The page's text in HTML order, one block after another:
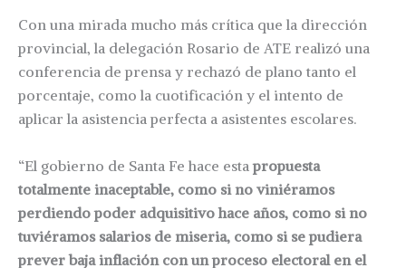
Con una mirada mucho más crítica que la dirección
provincial, la delegación Rosario de ATE realizó una
conferencia de prensa y rechazó de plano tanto el
porcentaje, como la cuotificación y el intento de
aplicar la asistencia perfecta a asistentes escolares.
“El gobierno de Santa Fe hace estapropuesta
totalmente inaceptable, como si no viniéramos
perdiendo poder adquisitivo hace años, como si no
tuviéramos salarios de miseria, como si se pudiera
prever baja inflación con un proceso electoral en el